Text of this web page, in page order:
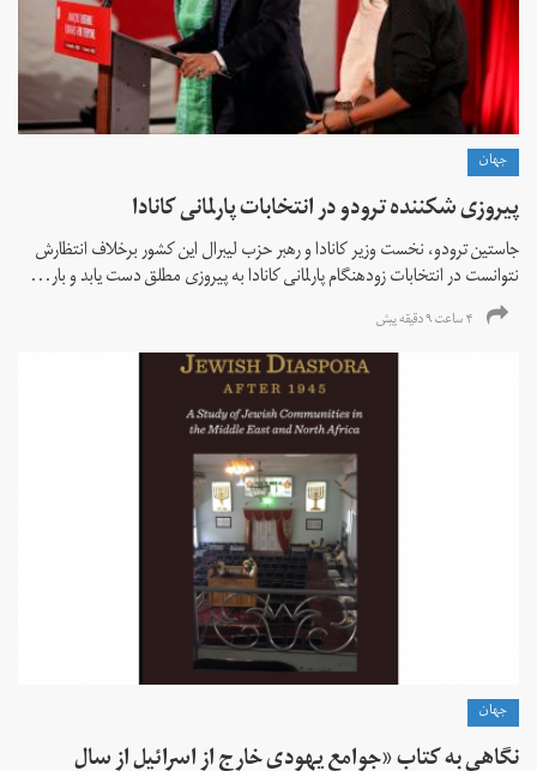
جهان
پیروزی شکننده ترودو در انتخابات پارلمانی کانادا
جاستین ترودو، نخست وزیر کانادا و رهبر حزب لیبرال این کشور برخلاف انتظارش
نتوانست در انتخابات زود‌هنگام پارلمانی کانادا به پیروزی مطلق دست یابد و بار...
۴ ساعت ۹ دقیقه پیش
جهان
نگاهی به کتاب «جوامع یهودی خارج از اسرائیل از سال